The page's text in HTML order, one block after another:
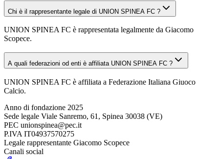
Chi è il rappresentante legale di UNION SPINEA FC ?
UNION SPINEA FC è rappresentata legalmente da Giacomo
Scopece.
A quali federazioni od enti è affiliata UNION SPINEA FC ?
UNION SPINEA FC è affiliata a Federazione Italiana Giuoco
Calcio.
Anno di fondazione 2025
Sede legale Viale Sanremo, 61, Spinea 30038 (VE)
PEC unionspinea@pec.it
P.IVA IT04937570275
Legale rappresentante Giacomo Scopece
Canali social